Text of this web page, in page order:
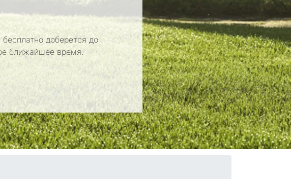
доберется до
ближайшее время.